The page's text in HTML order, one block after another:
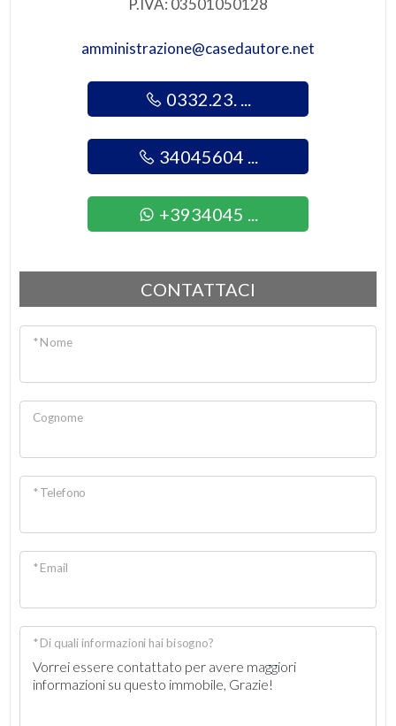
P.IVA: 03501050128
amministrazione@casedautore.net
0332.23. ...
34045604 ...
+3934045 ...
CONTATTACI
* Nome
Cognome
* Telefono
* Email
* Di quali informazioni hai bisogno?